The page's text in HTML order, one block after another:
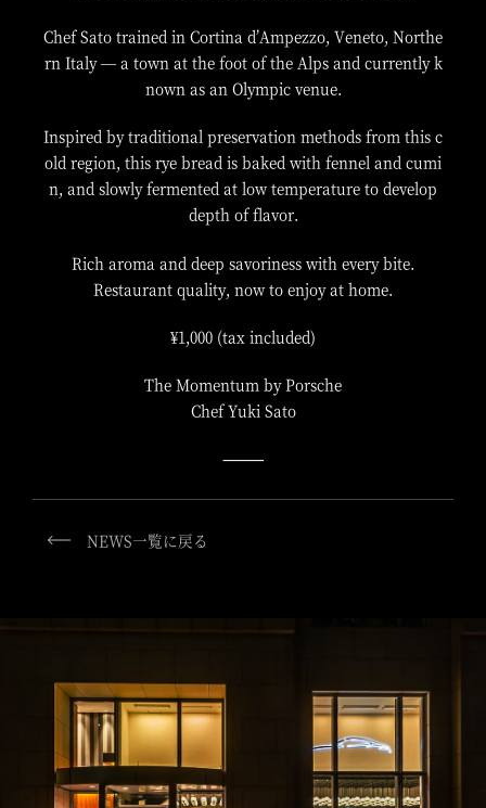
Chef Sato trained in Cortina d’Ampezzo, Veneto, Northe
rn Italy — a town at the foot of the Alps and currently k
nown as an Olympic venue.
Inspired by traditional preservation methods from this c
old region, this rye bread is baked with fennel and cumi
n, and slowly fermented at low temperature to develop
depth of flavor.
Rich aroma and deep savoriness with every bite.
Restaurant quality, now to enjoy at home.
¥1,000 (tax included)
The Momentum by Porsche
Chef Yuki Sato
⸻
NEWS一覧に戻る